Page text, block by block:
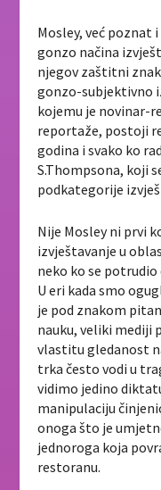
Mosley, već poznat
gonzo načina
njegov zaštitni
gonzo-subjektivno
kojemu je novinar-
reportaže, postoji
godina i svako ko
S.Thompsona, koji
podkategorije
Nije Mosley ni prvi
izvještavanje u
neko ko se potrudio
U eri kada smo
je pod znakom
nauku, veliki mediji
vlastitu gledanost
trka često vodi u
vidimo jedino
manipulaciju
onoga što je
jednoroga koja
restoranu.